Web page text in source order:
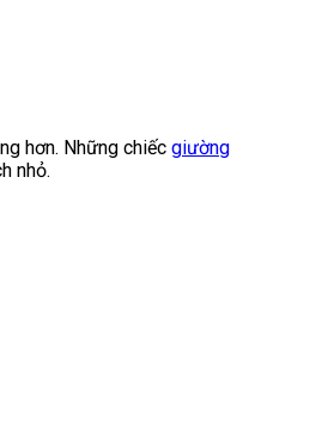
hơn. Những chiếc giường
nhỏ.